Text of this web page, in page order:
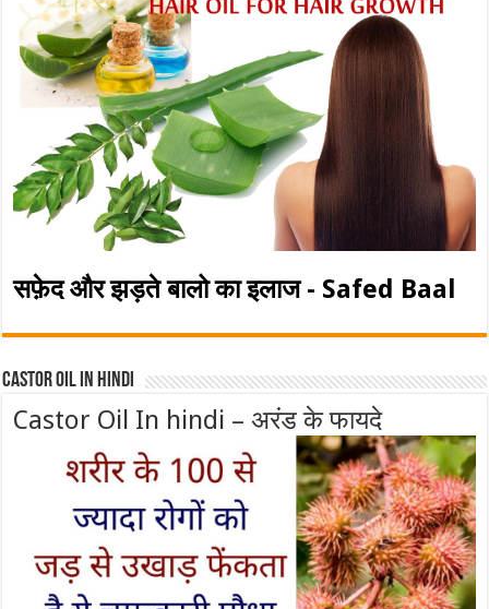
सफ़ेद और झड़ते बालो का इलाज - Safed Baal
Castor Oil In Hindi
Castor Oil In hindi – अरंड के फायदे